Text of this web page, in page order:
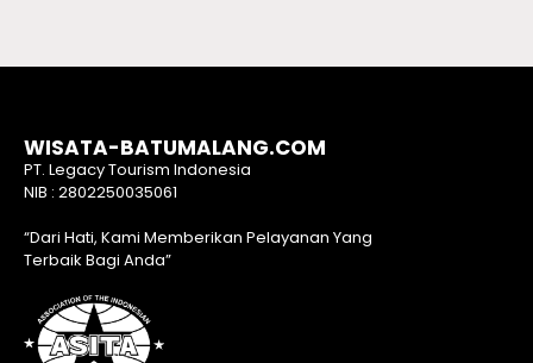
WISATA-BATUMALANG.COM
PT. Legacy Tourism Indonesia
NIB : 2802250035061
“Dari Hati, Kami Memberikan Pelayanan Yang
Terbaik Bagi Anda”